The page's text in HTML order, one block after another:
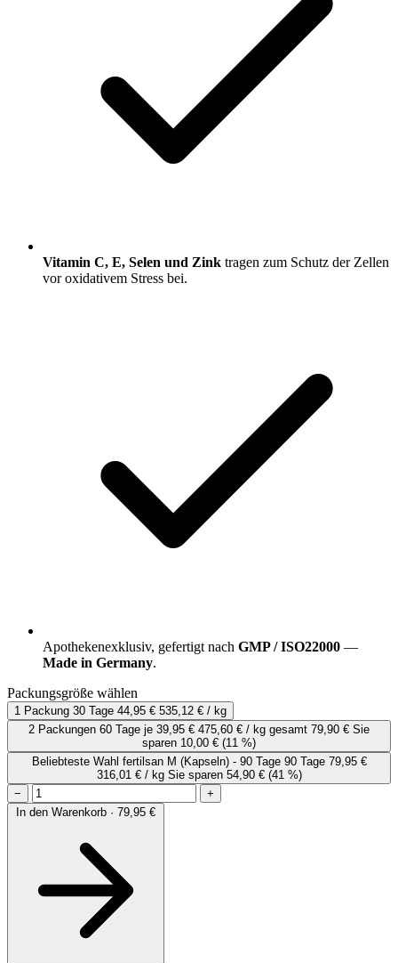
Vitamin C, E, Selen und Zink tragen zum Schutz der Zellen
vor oxidativem Stress bei.
Apothekenexklusiv, gefertigt nach GMP / ISO22000 —
Made in Germany.
Packungsgröße wählen
1 Packung 30 Tage 44,95 € 535,12 € / kg
2 Packungen 60 Tage je 39,95 € 475,60 € / kg gesamt 79,90 € Sie
sparen 10,00 € (11 %)
Beliebteste Wahl fertilsan M (Kapseln) - 90 Tage 90 Tage 79,95 €
316,01 € / kg Sie sparen 54,90 € (41 %)
−
+
In den Warenkorb · 79,95 €